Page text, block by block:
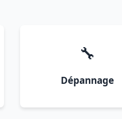
🔧
Dépannage